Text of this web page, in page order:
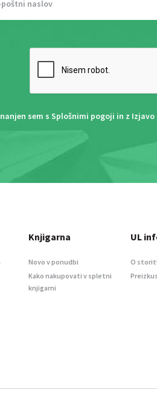
sem s Splošnimi pogoji in z Izjavo
Knjigarna
Novo v ponudbi
Kako nakupovati v spletni
knjigarni
UL
O